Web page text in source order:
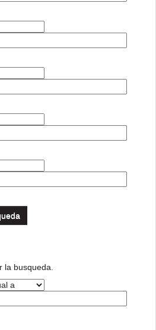
la busqueda.